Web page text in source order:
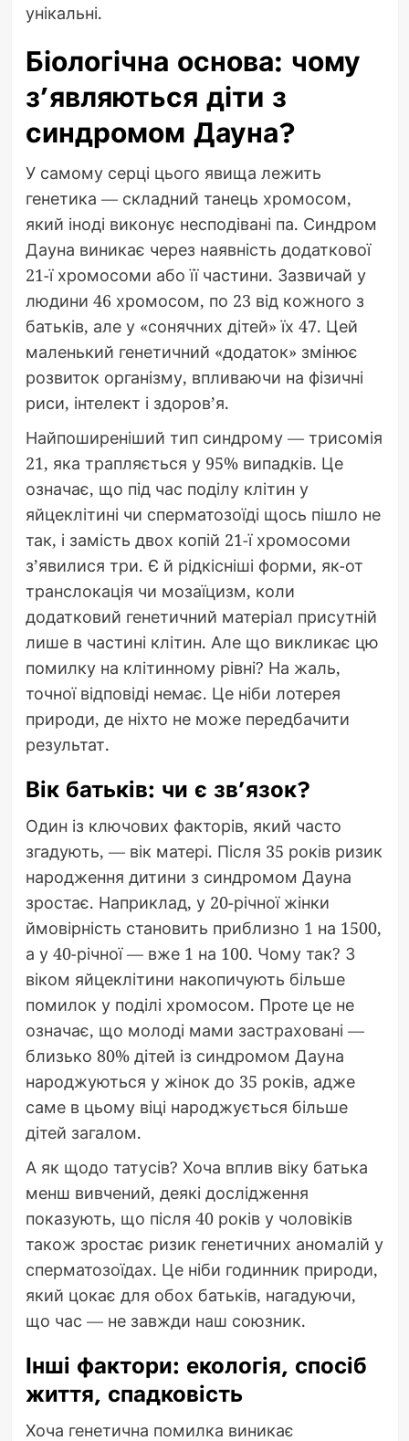
унікальні.
Біологічна основа: чому
з’являються діти з
синдромом Дауна?
У самому серці цього явища лежить
генетика — складний танець хромосом,
який іноді виконує несподівані па. Синдром
Дауна виникає через наявність додаткової
21-ї хромосоми або її частини. Зазвичай у
людини 46 хромосом, по 23 від кожного з
батьків, але у «сонячних дітей» їх 47. Цей
маленький генетичний «додаток» змінює
розвиток організму, впливаючи на фізичні
риси, інтелект і здоров’я.
Найпоширеніший тип синдрому — трисомія
21, яка трапляється у 95% випадків. Це
означає, що під час поділу клітин у
яйцеклітині чи сперматозоїді щось пішло не
так, і замість двох копій 21-ї хромосоми
з’явилися три. Є й рідкісніші форми, як-от
транслокація чи мозаїцизм, коли
додатковий генетичний матеріал присутній
лише в частині клітин. Але що викликає цю
помилку на клітинному рівні? На жаль,
точної відповіді немає. Це ніби лотерея
природи, де ніхто не може передбачити
результат.
Вік батьків: чи є зв’язок?
Один із ключових факторів, який часто
згадують, — вік матері. Після 35 років ризик
народження дитини з синдромом Дауна
зростає. Наприклад, у 20-річної жінки
ймовірність становить приблизно 1 на 1500,
а у 40-річної — вже 1 на 100. Чому так? З
віком яйцеклітини накопичують більше
помилок у поділі хромосом. Проте це не
означає, що молоді мами застраховані —
близько 80% дітей із синдромом Дауна
народжуються у жінок до 35 років, адже
саме в цьому віці народжується більше
дітей загалом.
А як щодо татусів? Хоча вплив віку батька
менш вивчений, деякі дослідження
показують, що після 40 років у чоловіків
також зростає ризик генетичних аномалій у
сперматозоїдах. Це ніби годинник природи,
який цокає для обох батьків, нагадуючи,
що час — не завжди наш союзник.
Інші фактори: екологія, спосіб
життя, спадковість
Хоча генетична помилка виникає